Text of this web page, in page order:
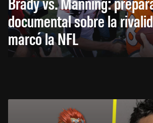
documental sobre la
marcó la NFL